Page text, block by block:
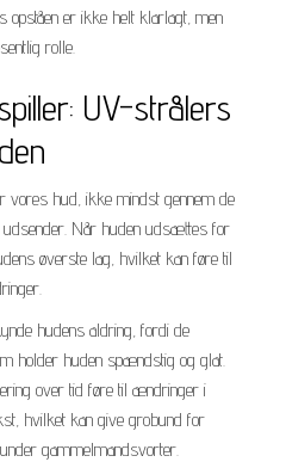
opståen er ikke helt klarlagt, men
rolle.
UV-strålers
vores hud, ikke mindst gennem de
udsender. Når huden udsættes for
øverste lag, hvilket kan føre til
hudens aldring, fordi de
holder huden spændstig og glat.
over tid føre til ændringer i
hvilket kan give grobund for
gammelmandsvorter.